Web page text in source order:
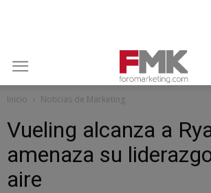
Inicio Noticias de Marketing
Vueling alcanza a
amenaza su
aire